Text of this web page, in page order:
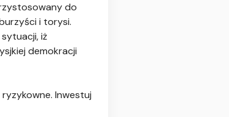
do
i torysi.
iż
demokracji
Inwestuj